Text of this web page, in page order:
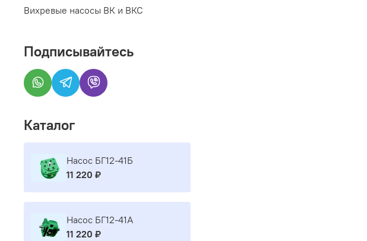
Вихревые насосы ВК и ВКС
Подписывайтесь
Каталог
Насос БГ12-41Б
11 220 ₽
Насос БГ12-41А
11 220 ₽